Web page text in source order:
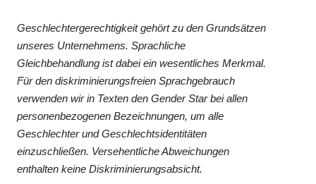
Geschlechtergerechtigkeit gehört zu den Grundsätzen
unseres Unternehmens. Sprachliche
Gleichbehandlung ist dabei ein wesentliches Merkmal.
Für den diskriminierungsfreien Sprachgebrauch
verwenden wir in Texten den Gender Star bei allen
personenbezogenen Bezeichnungen, um alle
Geschlechter und Geschlechtsidentitäten
einzuschließen. Versehentliche Abweichungen
enthalten keine Diskriminierungsabsicht.